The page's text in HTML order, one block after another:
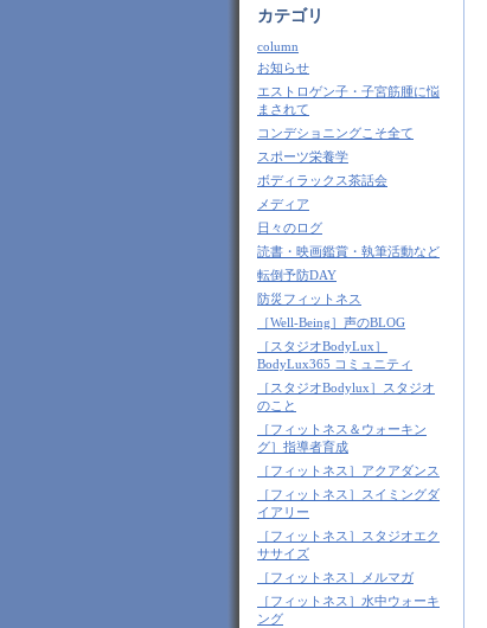
カテゴリ
column
お知らせ
エストロゲン子・子宮筋腫に悩
まされて
コンデショニングこそ全て
スポーツ栄養学
ボディラックス茶話会
メディア
日々のログ
読書・映画鑑賞・執筆活動など
転倒予防DAY
防災フィットネス
［Well-Being］声のBLOG
［スタジオBodyLux］
BodyLux365 コミュニティ
［スタジオBodylux］スタジオ
のこと
［フィットネス＆ウォーキン
グ］指導者育成
［フィットネス］アクアダンス
［フィットネス］スイミングダ
イアリー
［フィットネス］スタジオエク
ササイズ
［フィットネス］メルマガ
［フィットネス］水中ウォーキ
ング